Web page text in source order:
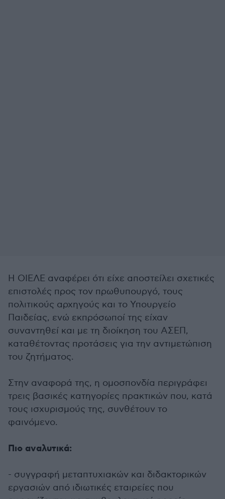
Η ΟΙΕΛΕ αναφέρει ότι είχε αποστείλει σχετικές
επιστολές προς τον πρωθυπουργό, τους
πολιτικούς αρχηγούς και το Υπουργείο
Παιδείας, ενώ εκπρόσωποί της είχαν
συναντηθεί και με τη διοίκηση του ΑΣΕΠ,
καταθέτοντας προτάσεις για την αντιμετώπιση
του ζητήματος.
Στην αναφορά της, η ομοσπονδία περιγράφει
τρεις βασικές κατηγορίες πρακτικών που, κατά
τους ισχυρισμούς της, συνθέτουν το
φαινόμενο.
Πιο αναλυτικά:
- συγγραφή μεταπτυχιακών και διδακτορικών
εργασιών από ιδιωτικές εταιρείες που